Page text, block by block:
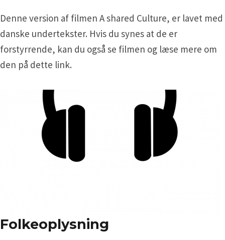
Denne version af filmen A shared Culture, er lavet med
danske undertekster. Hvis du synes at de er
forstyrrende, kan du også se filmen og læse mere om
den på dette link.
Folkeoplysning